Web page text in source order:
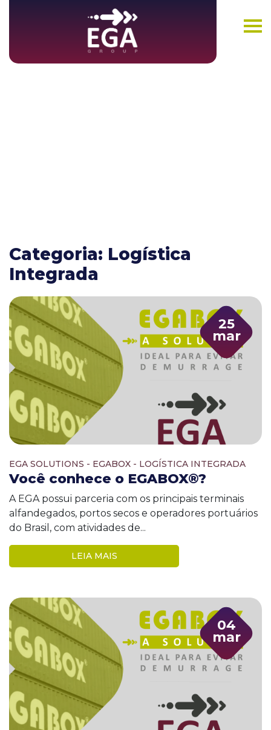
Categoria: Logística
Integrada
25
mar
EGA SOLUTIONS - EGABOX - LOGÍSTICA INTEGRADA
Você conhece o EGABOX®?
A EGA possui parceria com os principais terminais
alfandegados, portos secos e operadores portuários
do Brasil, com atividades de...
LEIA MAIS
04
mar